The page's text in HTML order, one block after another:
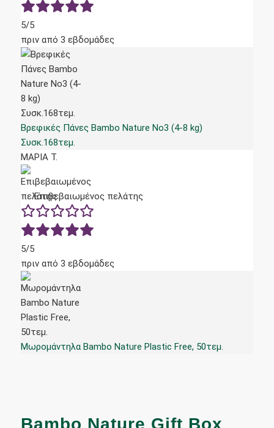
5/5
πριν από 3 εβδομάδες
Βρεφικές Πάνες Bambo Nature No3 (4-8 kg)
Συσκ.168τεμ.
ΜΑΡΙΑ Τ.
Επιβεβαιωμένος πελάτης
5/5
πριν από 3 εβδομάδες
Μωρομάντηλα Bambo Nature Plastic Free, 50τεμ.
Bambo Nature Gift Box